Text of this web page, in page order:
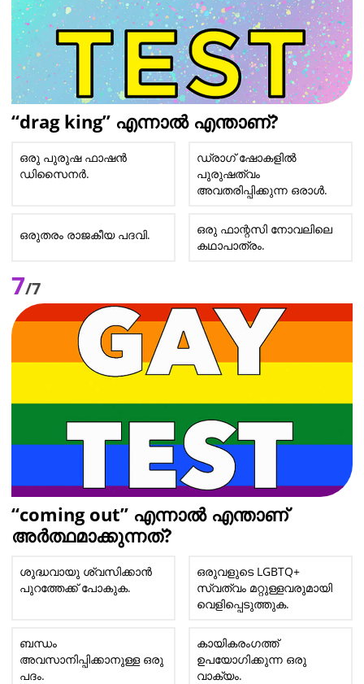
“drag king” എന്നാൽ എന്താണ്?
ഒരു പുരുഷ ഫാഷൻ
ഡിസൈനർ.
ഡ്രാഗ് ഷോകളിൽ
പുരുഷത്വം
അവതരിപ്പിക്കുന്ന ഒരാൾ.
ഒരുതരം രാജകീയ പദവി.
ഒരു ഫാന്റസി നോവലിലെ
കഥാപാത്രം.
7/7
“coming out” എന്നാൽ എന്താണ്
അർത്ഥമാക്കുന്നത്?
ശുദ്ധവായു ശ്വസിക്കാൻ
പുറത്തേക്ക് പോകുക.
ഒരുവളുടെ LGBTQ+
സ്വത്വം മറ്റുള്ളവരുമായി
വെളിപ്പെടുത്തുക.
ബന്ധം
അവസാനിപ്പിക്കാനുള്ള ഒരു
പദം.
കായികരംഗത്ത്
ഉപയോഗിക്കുന്ന ഒരു
വാക്യം.